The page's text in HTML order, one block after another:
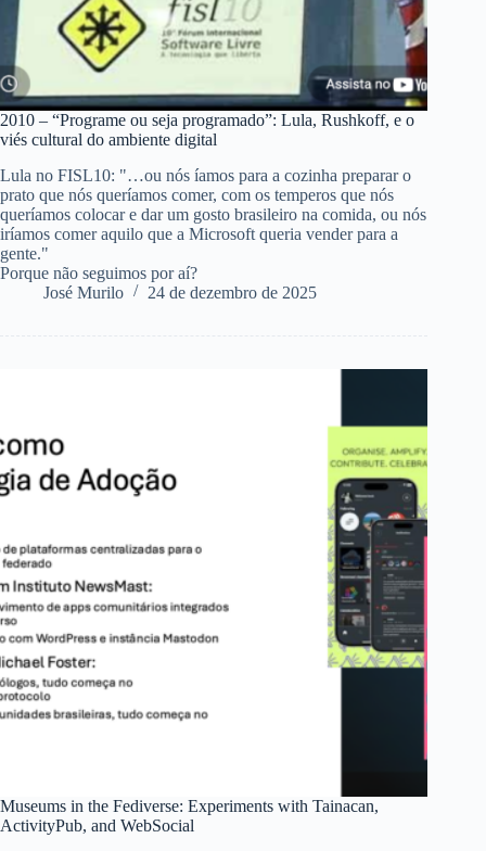
2010 – “Programe ou seja programado”: Lula, Rushkoff, e o
viés cultural do ambiente digital
Lula no FISL10: "…ou nós íamos para a cozinha preparar o
prato que nós queríamos comer, com os temperos que nós
queríamos colocar e dar um gosto brasileiro na comida, ou nós
iríamos comer aquilo que a Microsoft queria vender para a
gente."
Porque não seguimos por aí?
José Murilo
24 de dezembro de 2025
Museums in the Fediverse: Experiments with Tainacan,
ActivityPub, and WebSocial